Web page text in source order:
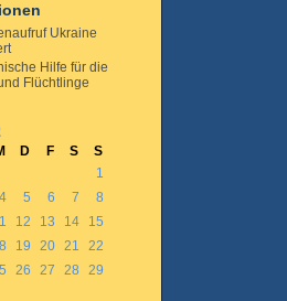
Ukraine
Hilfe für die
Flüchtlinge
D F S
S
1
4 5 6 7
8
12 13 14
15
19 20 21
22
26 27 28
29